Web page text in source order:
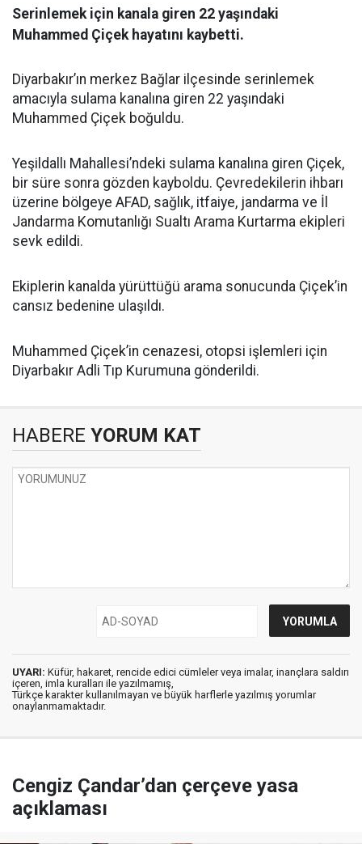
Serinlemek için kanala giren 22 yaşındaki
Muhammed Çiçek hayatını kaybetti.
Diyarbakır’ın merkez Bağlar ilçesinde serinlemek
amacıyla sulama kanalına giren 22 yaşındaki
Muhammed Çiçek boğuldu.
Yeşildallı Mahallesi’ndeki sulama kanalına giren Çiçek,
bir süre sonra gözden kayboldu. Çevredekilerin ihbarı
üzerine bölgeye AFAD, sağlık, itfaiye, jandarma ve İl
Jandarma Komutanlığı Sualtı Arama Kurtarma ekipleri
sevk edildi.
Ekiplerin kanalda yürüttüğü arama sonucunda Çiçek’in
cansız bedenine ulaşıldı.
Muhammed Çiçek’in cenazesi, otopsi işlemleri için
Diyarbakır Adli Tıp Kurumuna gönderildi.
HABERE YORUM KAT
UYARI: Küfür, hakaret, rencide edici cümleler veya imalar, inançlara saldırı
içeren, imla kuralları ile yazılmamış,
Türkçe karakter kullanılmayan ve büyük harflerle yazılmış yorumlar
onaylanmamaktadır.
Cengiz Çandar’dan çerçeve yasa
açıklaması